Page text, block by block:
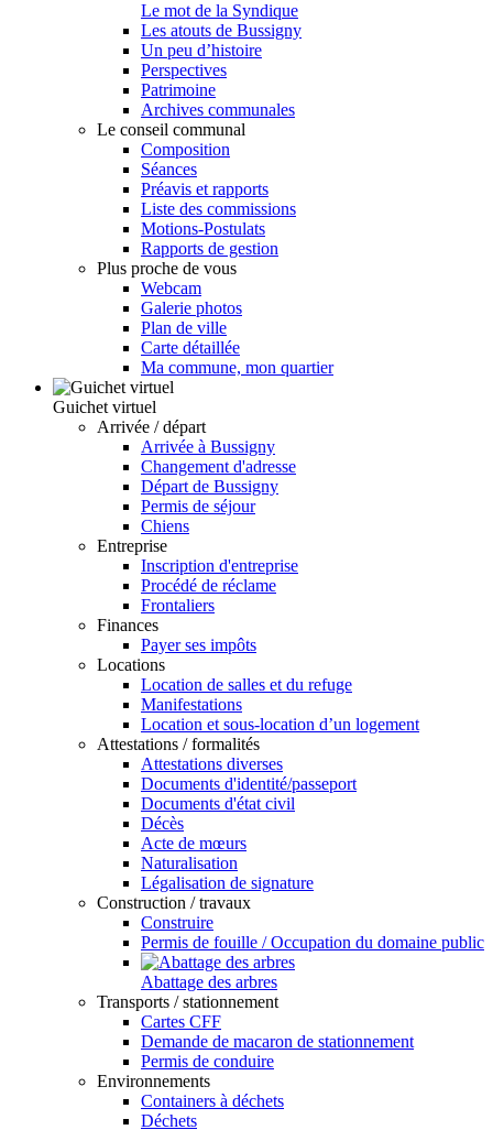
Le mot de la Syndique
Les atouts de Bussigny
Un peu d’histoire
Perspectives
Patrimoine
Archives communales
Le conseil communal
Composition
Séances
Préavis et rapports
Liste des commissions
Motions-Postulats
Rapports de gestion
Plus proche de vous
Webcam
Galerie photos
Plan de ville
Carte détaillée
Ma commune, mon quartier
Guichet virtuel
Arrivée / départ
Arrivée à Bussigny
Changement d'adresse
Départ de Bussigny
Permis de séjour
Chiens
Entreprise
Inscription d'entreprise
Procédé de réclame
Frontaliers
Finances
Payer ses impôts
Locations
Location de salles et du refuge
Manifestations
Location et sous-location d’un logement
Attestations / formalités
Attestations diverses
Documents d'identité/passeport
Documents d'état civil
Décès
Acte de mœurs
Naturalisation
Légalisation de signature
Construction / travaux
Construire
Permis de fouille / Occupation du domaine public
Abattage des arbres
Transports / stationnement
Cartes CFF
Demande de macaron de stationnement
Permis de conduire
Environnements
Containers à déchets
Déchets